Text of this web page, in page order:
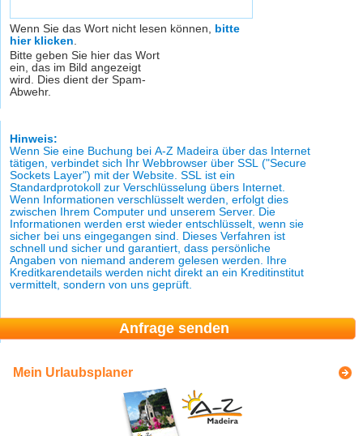
Wenn Sie das Wort nicht lesen können,
bitte
hier klicken
Bitte geben Sie hier das Wort
ein, das im Bild angezeigt
wird. Dies dient der Spam-
Abwehr.
Hinweis:
Wenn Sie eine Buchung bei A-Z Madeira über das Internet
tätigen, verbindet sich Ihr Webbrowser über SSL ("Secure
Sockets Layer") mit der Website. SSL ist ein
Standardprotokoll zur Verschlüsselung übers Internet.
Wenn Informationen verschlüsselt werden, erfolgt dies
zwischen Ihrem Computer und unserem Server. Die
Informationen werden erst wieder entschlüsselt, wenn sie
sicher bei uns eingegangen sind. Dieses Verfahren ist
schnell und sicher und garantiert, dass persönliche
Angaben von niemand anderem gelesen werden. Ihre
Kreditkarendetails werden nicht direkt an ein Kreditinstitut
vermittelt, sondern von uns geprüft.
Mein Urlaubsplaner